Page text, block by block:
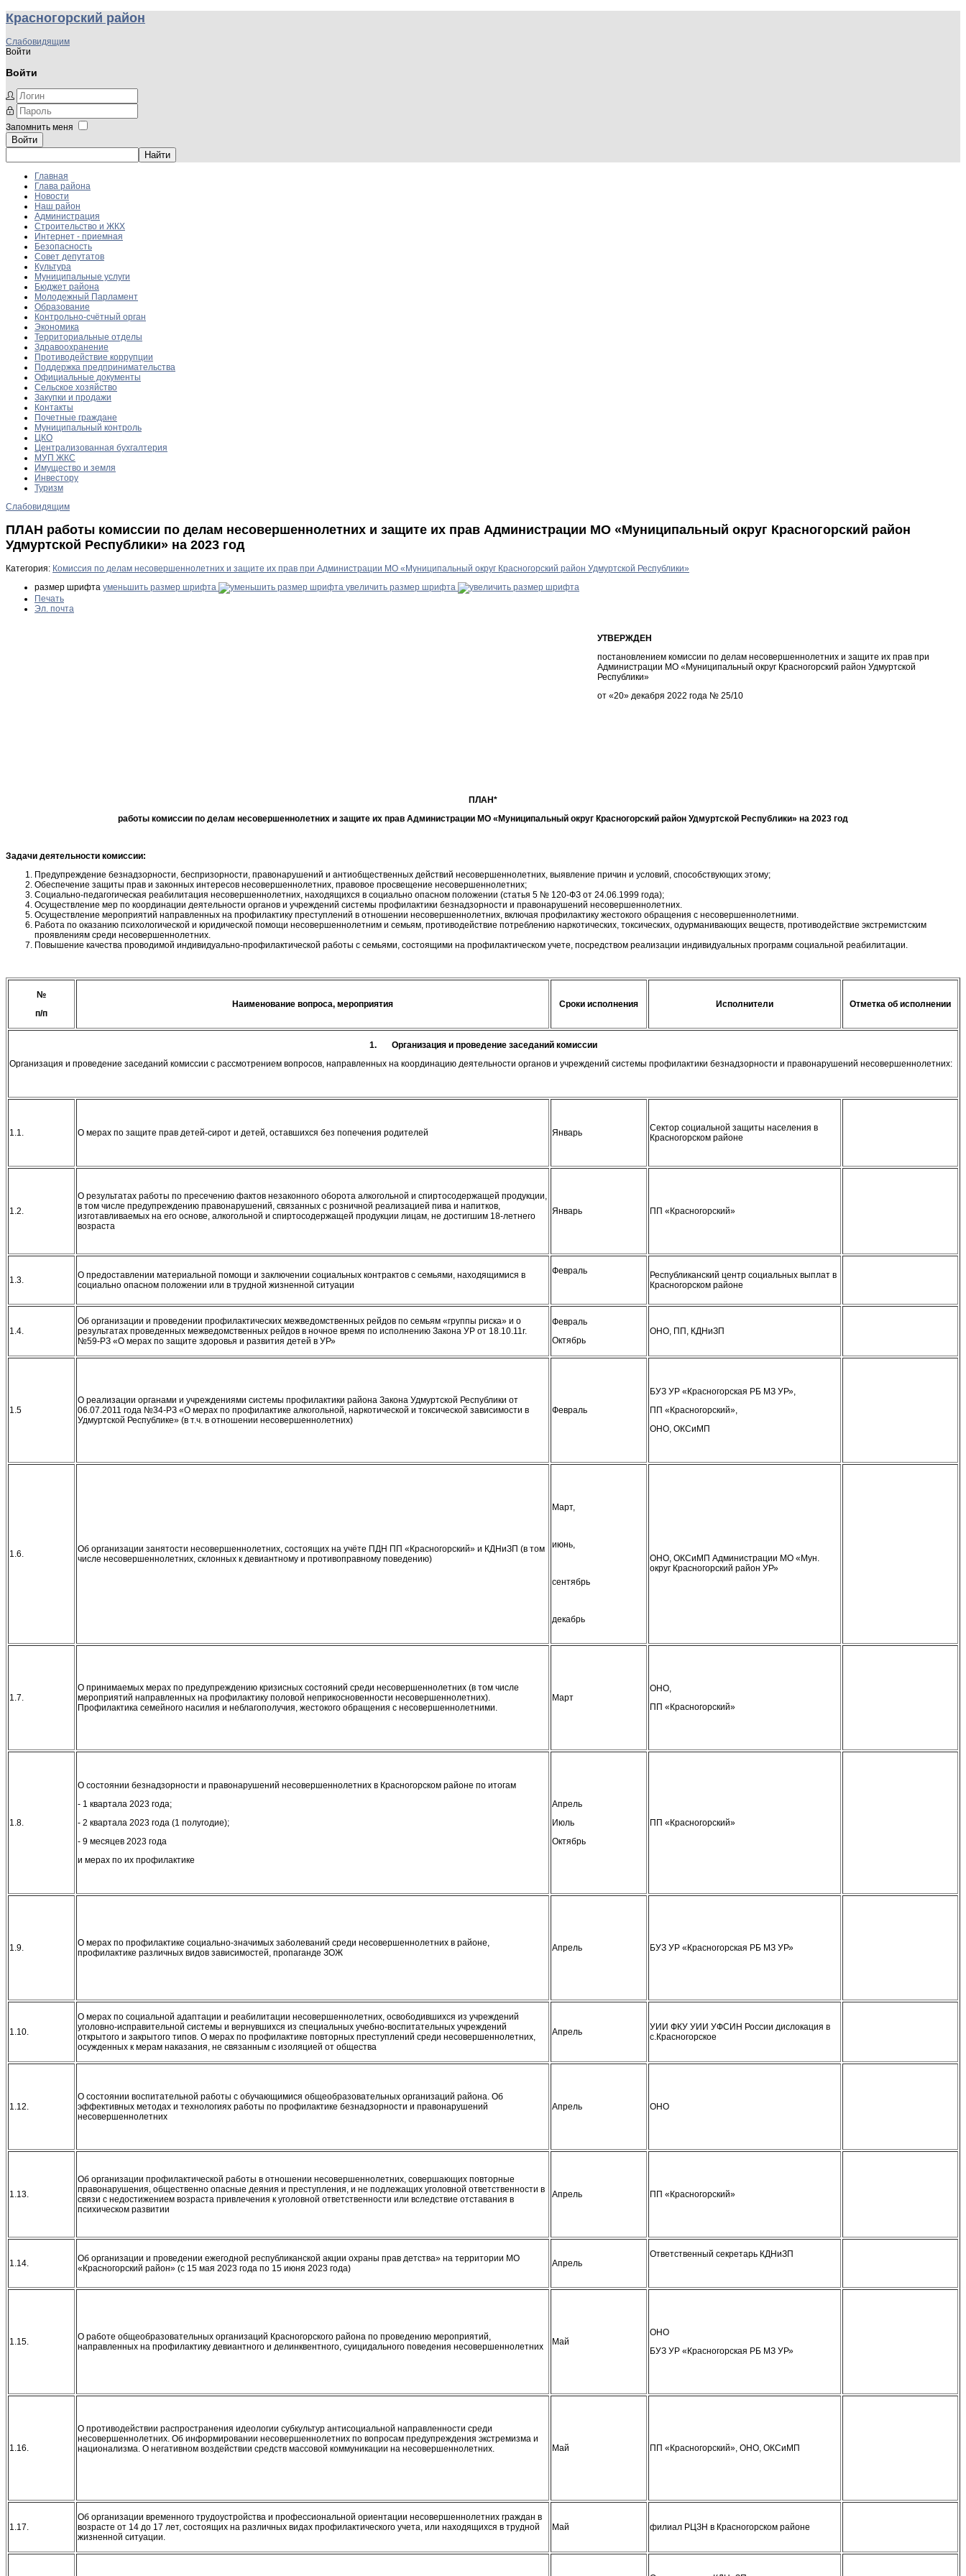
Красногорский район
Слабовидящим
Войти
Войти
Запомнить меня
Войти
Главная
Глава района
Новости
Наш район
Администрация
Строительство и ЖКХ
Интернет - приемная
Безопасность
Совет депутатов
Культура
Муниципальные услуги
Бюджет района
Молодежный Парламент
Образование
Контрольно-счётный орган
Экономика
Территориальные отделы
Здравоохранение
Противодействие коррупции
Поддержка предпринимательства
Официальные документы
Сельское хозяйство
Закупки и продажи
Контакты
Почетные граждане
Муниципальный контроль
ЦКО
Централизованная бухгалтерия
МУП ЖКС
Имущество и земля
Инвестору
Туризм
Слабовидящим
ПЛАН работы комиссии по делам несовершеннолетних и защите их прав Администрации МО «Муниципальный округ Красногорский район
Удмуртской Республики» на 2023 год
Категория: Комиссия по делам несовершеннолетних и защите их прав при Администрации МО «Муниципальный округ Красногорский район Удмуртской Республики»
размер шрифта уменьшить размер шрифта
увеличить размер шрифта
Печать
Эл. почта
УТВЕРЖДЕН
постановлением комиссии по делам несовершеннолетних и защите их прав при
Администрации МО «Муниципальный округ Красногорский район Удмуртской
Республики»
от «20» декабря 2022 года № 25/10
ПЛАН*
работы комиссии по делам несовершеннолетних и защите их прав Администрации МО «Муниципальный округ Красногорский район Удмуртской Республики» на 2023 год
Задачи деятельности комиссии:
Предупреждение безнадзорности, беспризорности, правонарушений и антиобщественных действий несовершеннолетних, выявление причин и условий, способствующих этому;
Обеспечение защиты прав и законных интересов несовершеннолетних, правовое просвещение несовершеннолетних;
Социально-педагогическая реабилитация несовершеннолетних, находящихся в социально опасном положении (статья 5 № 120-ФЗ от 24.06.1999 года);
Осуществление мер по координации деятельности органов и учреждений системы профилактики безнадзорности и правонарушений несовершеннолетних.
Осуществление мероприятий направленных на профилактику преступлений в отношении несовершеннолетних, включая профилактику жестокого обращения с несовершеннолетними.
Работа по оказанию психологической и юридической помощи несовершеннолетним и семьям, противодействие потреблению наркотических, токсических, одурманивающих веществ, противодействие экстремистским
проявлениям среди несовершеннолетних.
Повышение качества проводимой индивидуально-профилактической работы с семьями, состоящими на профилактическом учете, посредством реализации индивидуальных программ социальной реабилитации.
№
п/п
Наименование вопроса, мероприятия Сроки исполнения Исполнители Отметка об исполнении
1. Организация и проведение заседаний комиссии
Организация и проведение заседаний комиссии с рассмотрением вопросов, направленных на координацию деятельности органов и учреждений системы профилактики безнадзорности и правонарушений несовершеннолетних:
1.1. О мерах по защите прав детей-сирот и детей, оставшихся без попечения родителей Январь
Сектор социальной защиты населения в
Красногорском районе
1.2.
О результатах работы по пресечению фактов незаконного оборота алкогольной и спиртосодержащей продукции,
в том числе предупреждению правонарушений, связанных с розничной реализацией пива и напитков,
изготавливаемых на его основе, алкогольной и спиртосодержащей продукции лицам, не достигшим 18-летнего
возраста
Январь ПП «Красногорский»
1.3.
О предоставлении материальной помощи и заключении социальных контрактов с семьями, находящимися в
социально опасном положении или в трудной жизненной ситуации
Февраль
Республиканский центр социальных выплат в
Красногорском районе
1.4.
Об организации и проведении профилактических межведомственных рейдов по семьям «группы риска» и о
результатах проведенных межведомственных рейдов в ночное время по исполнению Закона УР от 18.10.11г.
№59-РЗ «О мерах по защите здоровья и развития детей в УР»
Февраль
Октябрь
ОНО, ПП, КДНиЗП
1.5
О реализации органами и учреждениями системы профилактики района Закона Удмуртской Республики от
06.07.2011 года №34-РЗ «О мерах по профилактике алкогольной, наркотической и токсической зависимости в
Удмуртской Республике» (в т.ч. в отношении несовершеннолетних)
Февраль
БУЗ УР «Красногорская РБ МЗ УР»,
ПП «Красногорский»,
ОНО, ОКСиМП
1.6.
Об организации занятости несовершеннолетних, состоящих на учёте ПДН ПП «Красногорский» и КДНиЗП (в том
числе несовершеннолетних, склонных к девиантному и противоправному поведению)
Март,
июнь,
сентябрь
декабрь
ОНО, ОКСиМП Администрации МО «Мун.
округ Красногорский район УР»
1.7.
О принимаемых мерах по предупреждению кризисных состояний среди несовершеннолетних (в том числе
мероприятий направленных на профилактику половой неприкосновенности несовершеннолетних).
Профилактика семейного насилия и неблагополучия, жестокого обращения с несовершеннолетними.
Март
ОНО,
ПП «Красногорский»
1.8.
О состоянии безнадзорности и правонарушений несовершеннолетних в Красногорском районе по итогам
- 1 квартала 2023 года;
- 2 квартала 2023 года (1 полугодие);
- 9 месяцев 2023 года
и мерах по их профилактике
Апрель
Июль
Октябрь
ПП «Красногорский»
1.9.
О мерах по профилактике социально-значимых заболеваний среди несовершеннолетних в районе,
профилактике различных видов зависимостей, пропаганде ЗОЖ
Апрель БУЗ УР «Красногорская РБ МЗ УР»
1.10.
О мерах по социальной адаптации и реабилитации несовершеннолетних, освободившихся из учреждений
уголовно-исправительной системы и вернувшихся из специальных учебно-воспитательных учреждений
открытого и закрытого типов. О мерах по профилактике повторных преступлений среди несовершеннолетних,
осужденных к мерам наказания, не связанным с изоляцией от общества
Апрель
УИИ ФКУ УИИ УФСИН России дислокация в
с.Красногорское
1.12.
О состоянии воспитательной работы с обучающимися общеобразовательных организаций района. Об
эффективных методах и технологиях работы по профилактике безнадзорности и правонарушений
несовершеннолетних
Апрель ОНО
1.13.
Об организации профилактической работы в отношении несовершеннолетних, совершающих повторные
правонарушения, общественно опасные деяния и преступления, и не подлежащих уголовной ответственности в
связи с недостижением возраста привлечения к уголовной ответственности или вследствие отставания в
психическом развитии
Апрель ПП «Красногорский»
1.14.
Об организации и проведении ежегодной республиканской акции охраны прав детства» на территории МО
«Красногорский район» (с 15 мая 2023 года по 15 июня 2023 года)
Апрель
Ответственный секретарь КДНиЗП
1.15.
О работе общеобразовательных организаций Красногорского района по проведению мероприятий,
направленных на профилактику девиантного и делинквентного, суицидального поведения несовершеннолетних
Май
ОНО
БУЗ УР «Красногорская РБ МЗ УР»
1.16.
О противодействии распространения идеологии субкультур антисоциальной направленности среди
несовершеннолетних. Об информировании несовершеннолетних по вопросам предупреждения экстремизма и
национализма. О негативном воздействии средств массовой коммуникации на несовершеннолетних.
Май ПП «Красногорский», ОНО, ОКСиМП
1.17.
Об организации временного трудоустройства и профессиональной ориентации несовершеннолетних граждан в
возрасте от 14 до 17 лет, состоящих на различных видах профилактического учета, или находящихся в трудной
жизненной ситуации.
Май филиал РЦЗН в Красногорском районе